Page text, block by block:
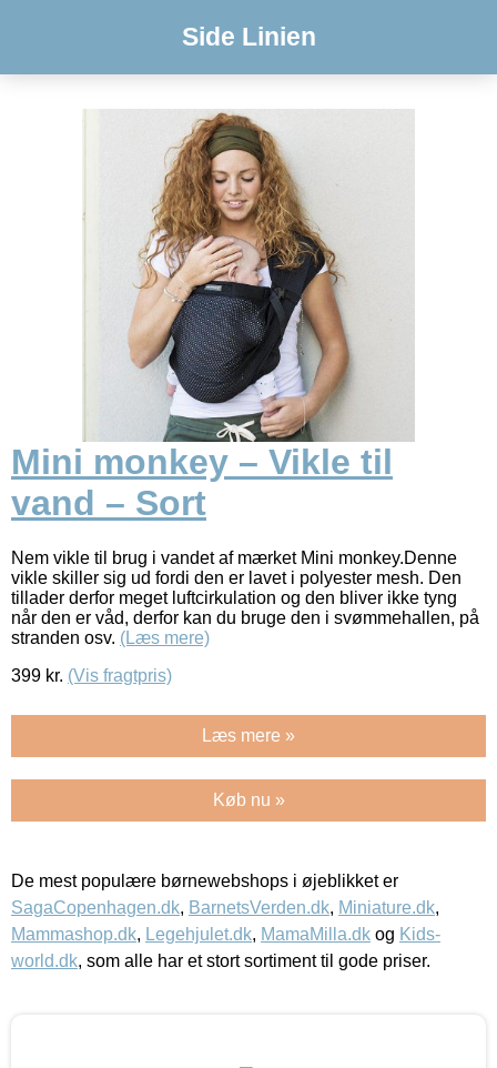
Side Linien
Mini monkey – Vikle til
vand – Sort
Nem vikle til brug i vandet af mærket Mini monkey.Denne
vikle skiller sig ud fordi den er lavet i polyester mesh. Den
tillader derfor meget luftcirkulation og den bliver ikke tyng
når den er våd, derfor kan du bruge den i svømmehallen, på
stranden osv. (Læs mere)
399 kr. (Vis fragtpris)
Læs mere »
Køb nu »
De mest populære børnewebshops i øjeblikket er
SagaCopenhagen.dk, BarnetsVerden.dk, Miniature.dk,
Mammashop.dk, Legehjulet.dk, MamaMilla.dk og Kids-
world.dk, som alle har et stort sortiment til gode priser.